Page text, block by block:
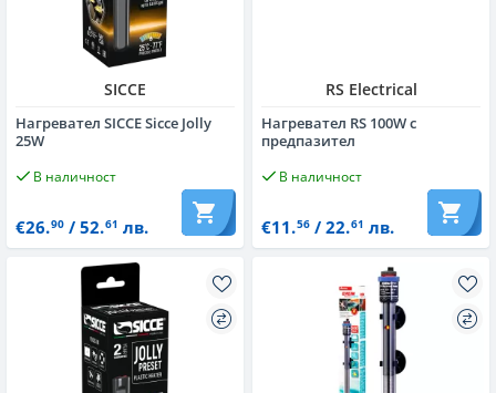
SICCE
Нагревател SICCE Sicce Jolly
25W
В наличност
€26.90/ 52.61 лв.
RS Electrical
Нагревател RS 100W с
предпазител
В наличност
€11.56/ 22.61 лв.